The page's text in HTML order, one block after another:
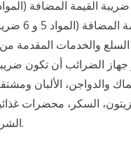
السلع (خدمات)
السلع والخدمات
الضرائب أن تكون
والأسماك والدواجن، الألبان
السكر، محضرات
الشرب المعبأة، ملح الطعام.